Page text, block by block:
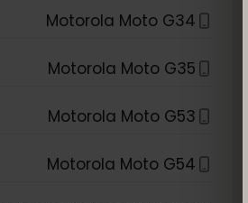
Motorola Moto G34
Motorola Moto G35
Motorola Moto G53
Motorola Moto G54